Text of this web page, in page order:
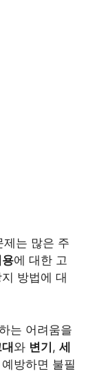
제는 많은 주
용에 대한 고
방법에 대
는 어려움을
와 변기, 세
방하면 불필